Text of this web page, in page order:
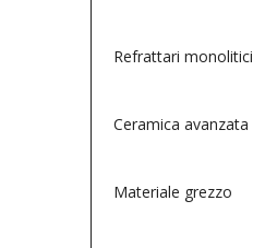
Refrattari monolitici
Ceramica avanzata
Materiale grezzo